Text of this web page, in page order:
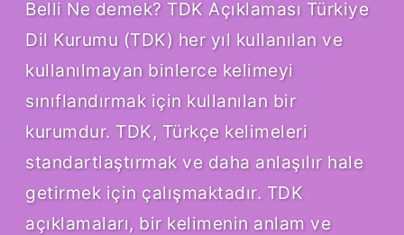
Belli Ne demek? TDK Açıklaması Türkiye
Dil Kurumu (TDK) her yıl kullanılan ve
kullanılmayan binlerce kelimeyi
sınıflandırmak için kullanılan bir
kurumdur. TDK, Türkçe kelimeleri
standartlaştırmak ve daha anlaşılır hale
getirmek için çalışmaktadır. TDK
açıklamaları, bir kelimenin anlam ve